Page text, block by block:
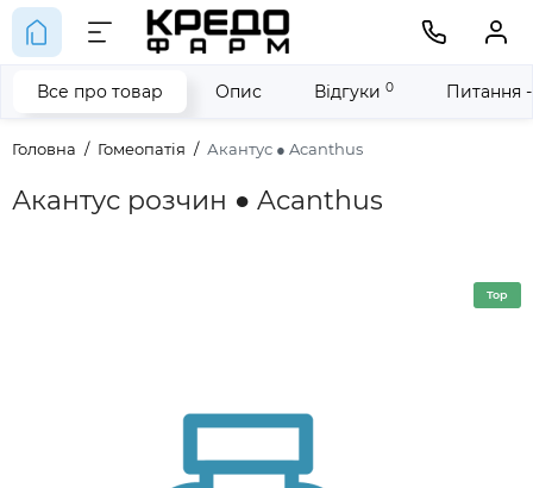
Головна Гомеопатія Акантус ● Acanthus
Акантус розчин ● Acanthus
Все про товар Опис Відгуки 0 Питання
Top